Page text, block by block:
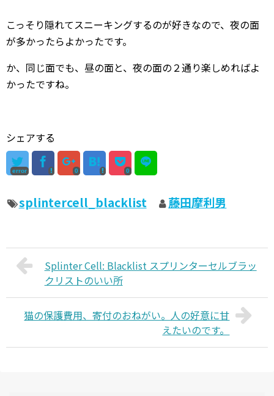
こっそり隠れてスニーキングするのが好きなので、夜の面
が多かったらよかったです。
か、同じ面でも、昼の面と、夜の面の２通り楽しめればよ
かったですね。
シェアする
error 0 0
splintercell_blacklist 藤田摩利男
Splinter Cell: Blacklist スプリンターセルブラッ
クリストのいい所
猫の保護費用、寄付のおねがい。人の好意に甘
えたいのです。